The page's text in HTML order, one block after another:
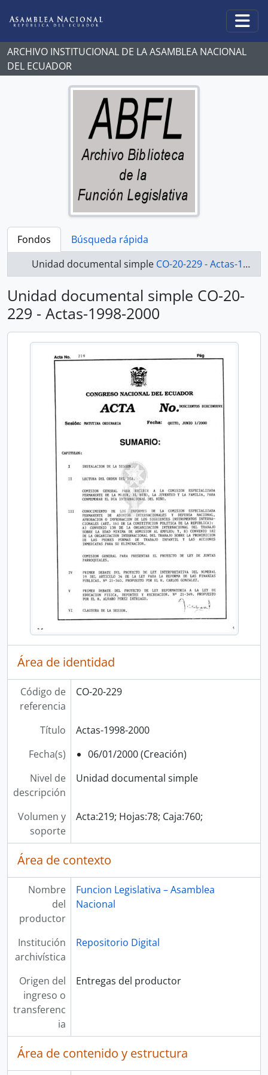
ARCHIVO INSTITUCIONAL DE LA ASAMBLEA NACIONAL
DEL ECUADOR
Fondos
Búsqueda rápida
Unidad documental simple CO-20-229 - Actas-1998-2000
Unidad documental simple CO-20-
229 - Actas-1998-2000
Área de identidad
Código de
referencia
CO-20-229
Título
Actas-1998-2000
Fecha(s)
06/01/2000 (Creación)
Nivel de
descripción
Unidad documental simple
Volumen y
soporte
Acta:219; Hojas:78; Caja:760;
Área de contexto
Nombre
del
productor
Funcion Legislativa – Asamblea
Nacional
Institución
archivística
Repositorio Digital
Origen del
ingreso o
transferenc
ia
Entregas del productor
Área de contenido y estructura